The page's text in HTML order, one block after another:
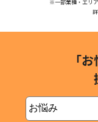
※一部業種・エリ
「